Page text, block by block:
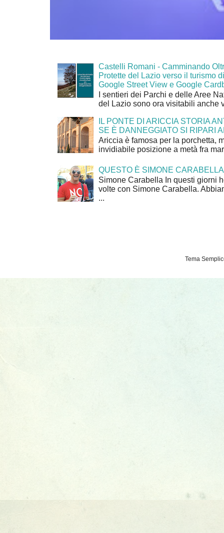
Castelli Romani - Camminando
Protette del Lazio verso il turismo
Google Street View e Google
I sentieri dei Parchi e delle Aree
del Lazio sono ora visitabili anche
IL PONTE DI ARICCIA STORIA
SE È DANNEGGIATO SI RIPARI
Ariccia è famosa per la porchetta,
invidiabile posizione a metà fra
QUESTO È SIMONE CARABELLA
Simone Carabella In questi giorni
volte con Simone Carabella.
...
Tema